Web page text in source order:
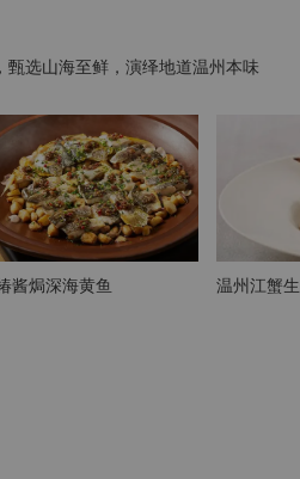
选山海至鲜，演绎地道温州本味
酱焗深海黄鱼 温州江蟹生